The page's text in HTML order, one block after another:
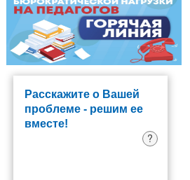
Расскажите о Вашей
проблеме - решим ее
вместе!
?